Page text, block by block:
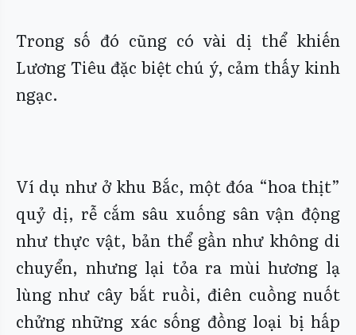
Trong số đó cũng có vài dị thể khiến
Lương Tiêu đặc biệt chú ý, cảm thấy kinh
ngạc.
Ví dụ như ở khu Bắc, một đóa “hoa thịt”
quỷ dị, rễ cắm sâu xuống sân vận động
như thực vật, bản thể gần như không di
chuyển, nhưng lại tỏa ra mùi hương lạ
lùng như cây bắt ruồi, điên cuồng nuốt
chửng những xác sống đồng loại bị hấp